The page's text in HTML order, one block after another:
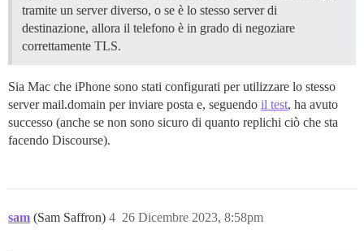
tramite un server diverso, o se è lo stesso server di
destinazione, allora il telefono è in grado di negoziare
correttamente TLS.
Sia Mac che iPhone sono stati configurati per utilizzare lo stesso
server mail.domain per inviare posta e, seguendo il test, ha avuto
successo (anche se non sono sicuro di quanto replichi ciò che sta
facendo Discourse).
sam (Sam Saffron) 26 Dicembre 2023, 8:58pm
4